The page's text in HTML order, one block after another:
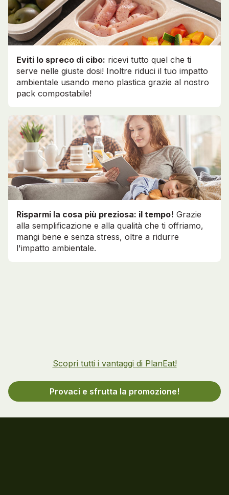
Eviti lo spreco di cibo: ricevi tutto quel che ti
serve nelle giuste dosi! Inoltre riduci il tuo impatto
ambientale usando meno plastica grazie al nostro
pack compostabile!
Risparmi la cosa più preziosa: il tempo! Grazie
alla semplificazione e alla qualità che ti offriamo,
mangi bene e senza stress, oltre a ridurre
l'impatto ambientale.
Scopri tutti i vantaggi di PlanEat!
Provaci e sfrutta la promozione!